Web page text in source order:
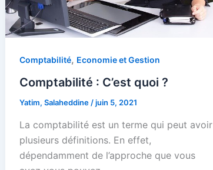
Comptabilité, Economie et Gestion
Comptabilité : C’est quoi ?
Yatim, Salaheddine /juin 5, 2021
La comptabilité est un terme qui peut avoir
plusieurs définitions. En effet,
dépendamment de l’approche que vous